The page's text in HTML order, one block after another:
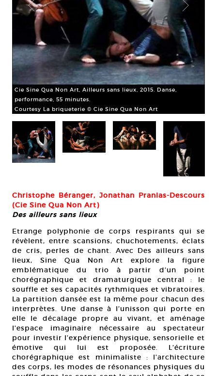
Cie Sine Qua Non Art, Ailleurs sans lieux, 2015. Danse,
performance, 55 minutes.
Courtesy La briqueterie © Cie Sine Qua Non Art
Christophe Béranger, Jonathan Pranlas-Descours
(Cie Sine Qua Non Art)
Des ailleurs sans lieux
Etrange polyphonie de corps respirants qui se
révèlent, entre scansions, chuchotements, éclats
de cris, perles de chant. Avec Des ailleurs sans
lieux, Sine Qua Non Art explore la figure
emblématique du trio à partir d’un point
chorégraphique et dramaturgique central : le
souffle et ses capacités rythmiques et vibratoires.
La partition dansée est la même pour chacun des
interprètes. Une danse à l’unisson qui porte en
elle le décalage propre au vivant, et aménage
l’espace imaginaire nécessaire au spectateur
pour investir l’expérience physique, sensorielle et
émotive qui lui est proposée. L’écriture
chorégraphique est minimaliste : l’architecture
des corps, les modes de résonances physiques du